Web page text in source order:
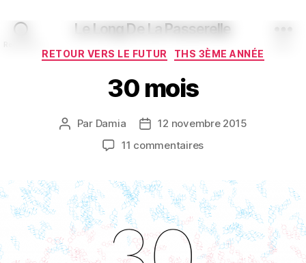
Le Long De La Passerelle
Catégories
RETOUR VERS LE FUTUR THS 3ÈME ANNÉE
30 mois
Auteur
Par Damia
Date12 novembre 2015
11 commentairessur